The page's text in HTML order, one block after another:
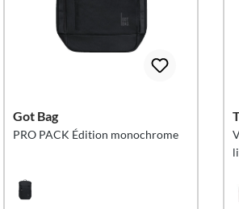
Got Bag
PRO PACK Édition monochrome